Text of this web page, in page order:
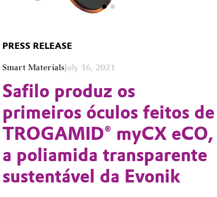
PRESS RELEASE
Smart MaterialsJuly 16, 2021
Safilo produz os
primeiros óculos feitos de
TROGAMID® myCX eCO,
a poliamida transparente
sustentável da Evonik